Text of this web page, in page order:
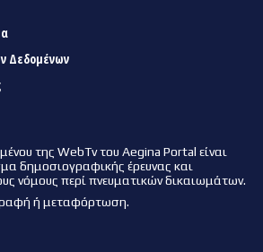
Δεδομένων
της WebTv του Aegina Portal είναι
δημοσιογραφικής έρευνας και
νόμους περί πνευματικών δικαιωμάτων.
ή μεταφόρτωση.